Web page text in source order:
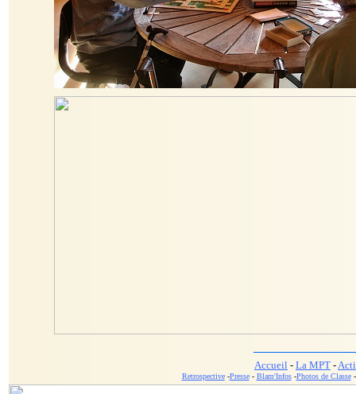
Accueil - La MPT -
Retrospective-Presse- Blam'Infos-Photos de Classe